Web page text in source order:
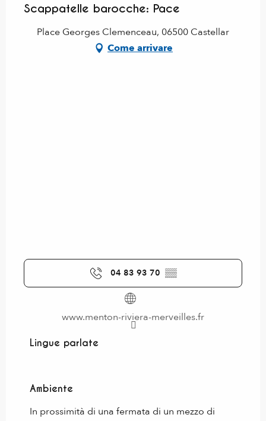
Scappatelle barocche: Pace
Place Georges Clemenceau, 06500 Castellar
Come arrivare
04 83 93 70 ▒▒
www.menton-riviera-merveilles.fr
Lingue parlate
Lingue parlate
Ambiente
Ambiente
In prossimità di una fermata di un mezzo di